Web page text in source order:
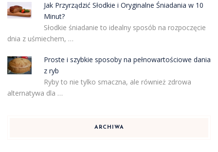
Jak Przyrządzić Słodkie i Oryginalne Śniadania w 10
Minut?
Słodkie śniadanie to idealny sposób na rozpoczęcie
dnia z uśmiechem, …
Proste i szybkie sposoby na pełnowartościowe dania
z ryb
Ryby to nie tylko smaczna, ale również zdrowa
alternatywa dla …
ARCHIWA